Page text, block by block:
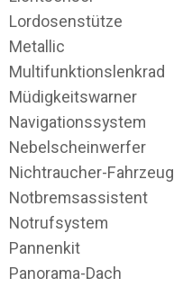
Lordosenstütze
Metallic
Multifunktionslenkrad
Müdigkeitswarner
Navigationssystem
Nebelscheinwerfer
Nichtraucher-Fahrzeug
Notbremsassistent
Notrufsystem
Pannenkit
Panorama-Dach